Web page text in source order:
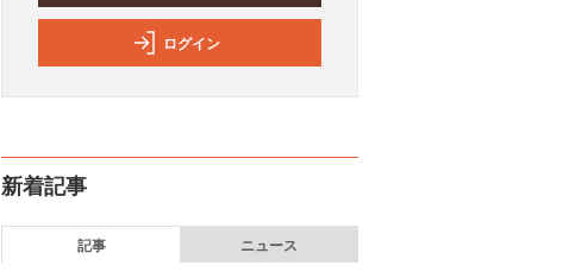
ログイン
新着記事
記事 ニュース